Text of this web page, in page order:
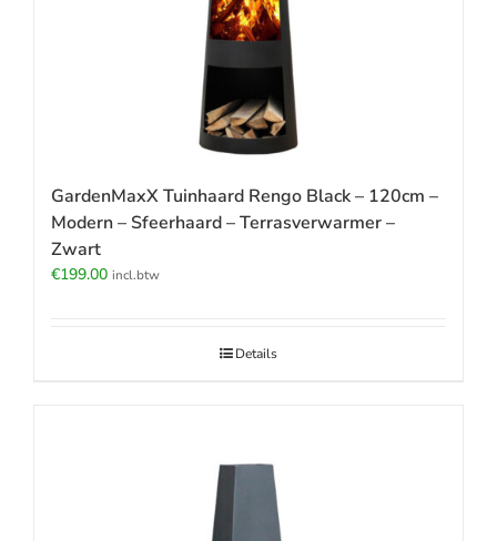
GardenMaxX Tuinhaard Rengo Black – 120cm –
Modern – Sfeerhaard – Terrasverwarmer –
Zwart
€199.00 incl.btw
Details